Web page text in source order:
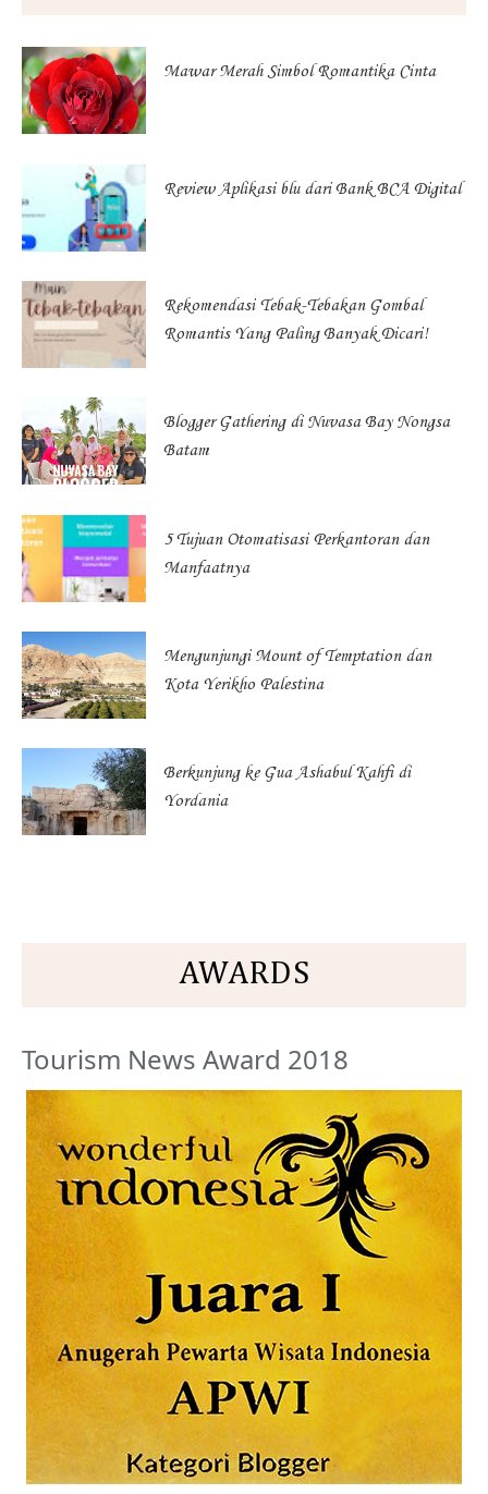
Mawar Merah Simbol Romantika Cinta
Review Aplikasi blu dari Bank BCA Digital
Rekomendasi Tebak-Tebakan Gombal
Romantis Yang Paling Banyak Dicari!
Blogger Gathering di Nuvasa Bay Nongsa
Batam
5 Tujuan Otomatisasi Perkantoran dan
Manfaatnya
Mengunjungi Mount of Temptation dan
Kota Yerikho Palestina
Berkunjung ke Gua Ashabul Kahfi di
Yordania
AWARDS
Tourism News Award 2018